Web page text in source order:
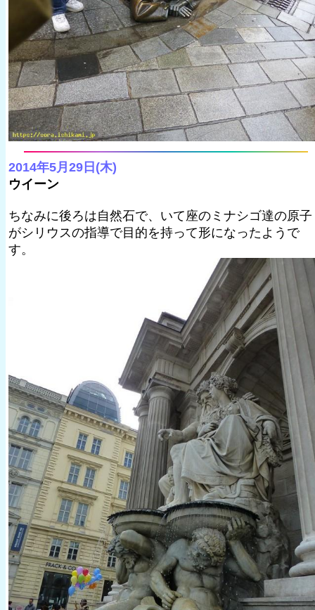
2014年5月29日(木)
ウイーン
ちなみに後ろは自然石で、いて座のミナシゴ達の原子
がシリウスの指導で目的を持って形になったようで
す。